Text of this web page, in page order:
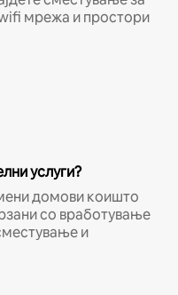
мрежа и простори
услуги?
домови коишто
со вработување
и